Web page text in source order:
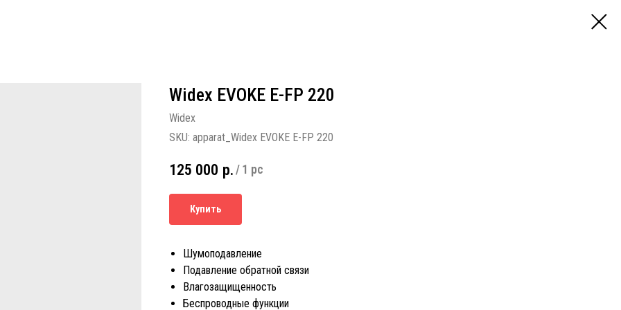
Widex EVOKE E-FP 220
Widex
SKU: apparat_Widex EVOKE E-FP 220
125 000 р. / 1 pc
Купить
Шумоподавление
Подавление обратной связи
Влагозащищенность
Беспроводные функции